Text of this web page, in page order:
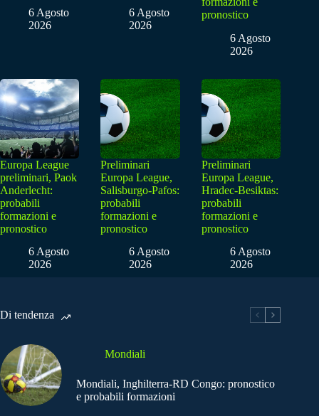
6 Agosto
2026
6 Agosto
2026
pronostico
6 Agosto
2026
Europa League
preliminari, Paok
Anderlecht:
probabili
formazioni e
pronostico
6 Agosto
2026
Preliminari
Europa League,
Salisburgo-Pafos:
probabili
formazioni e
pronostico
6 Agosto
2026
Preliminari
Europa League,
Hradec-Besiktas:
probabili
formazioni e
pronostico
6 Agosto
2026
Di tendenza
Mondiali
Mondiali, Inghilterra-RD Congo: pronostico
e probabili formazioni